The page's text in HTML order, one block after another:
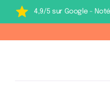
4,9/5 sur Google -